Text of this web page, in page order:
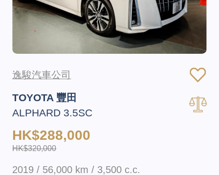
逸駿汽車公司
TOYOTA 豐田
ALPHARD 3.5SC
HK$288,000
HK$320,000
2019 / 56,000 km / 3,500 c.c.